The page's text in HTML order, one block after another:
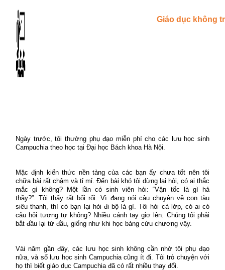
Giáo dục không
Ngày trước, tôi thường phụ đạo miễn phí cho các lưu học sinh
Campuchia theo học tại Đại học Bách khoa Hà Nội.
Mặc định kiến thức nền tảng của các bạn ấy chưa tốt nên tôi
chữa bài rất chậm và tỉ mỉ. Đến bài khó tôi dừng lại hỏi, có ai thắc
mắc gì không? Một lần có sinh viên hỏi: “Vận tốc là gì hả
thầy?”. Tôi thấy rất bối rối. Vì đang nói câu chuyện về con tàu
siêu thanh, thì có bạn lại hỏi đi bộ là gì. Tôi hỏi cả lớp, có ai có
câu hỏi tương tự không? Nhiều cánh tay giơ lên. Chúng tôi phải
bắt đầu lại từ đầu, giống như khi học bảng cửu chương vậy.
Vài năm gần đây, các lưu học sinh không cần nhờ tôi phụ đạo
nữa, và số lưu học sinh Campuchia cũng ít đi. Tôi trò chuyện với
họ thì biết giáo dục Campuchia đã có rất nhiều thay đổi.